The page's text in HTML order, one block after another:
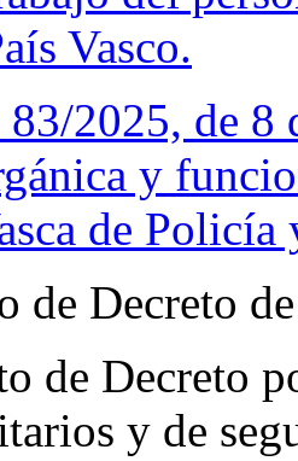
Vasco.
83/2025, de 8
y
de Policía
de Decreto
de Decreto
y de